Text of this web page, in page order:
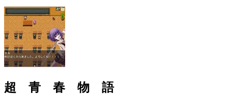
超 青 春 物 語